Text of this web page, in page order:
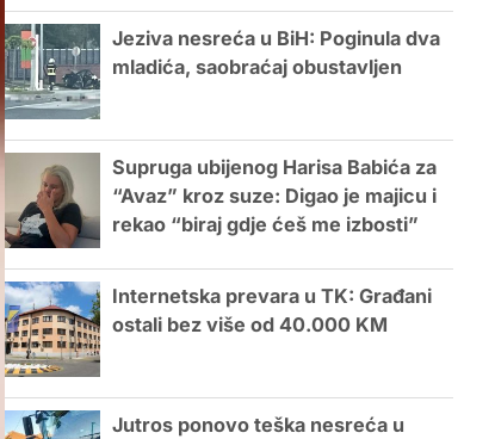
Jeziva nesreća u BiH: Poginula dva
mladića, saobraćaj obustavljen
Supruga ubijenog Harisa Babića za
“Avaz” kroz suze: Digao je majicu i
rekao “biraj gdje ćeš me izbosti”
Internetska prevara u TK: Građani
ostali bez više od 40.000 KM
Jutros ponovo teška nesreća u